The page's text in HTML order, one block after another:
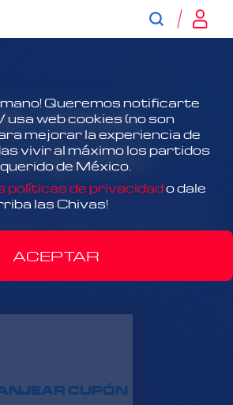
tienes
el tiempo y antes que nadie!
exclusivo y acércate más
al Rebaño Sagrado.
CUPÓN
Queremos notificarte
usa web cookies (no son
mejorar la experiencia de
vivir al máximo los partidos
de México.
de privacidado dale
las Chivas!
ACEPTAR